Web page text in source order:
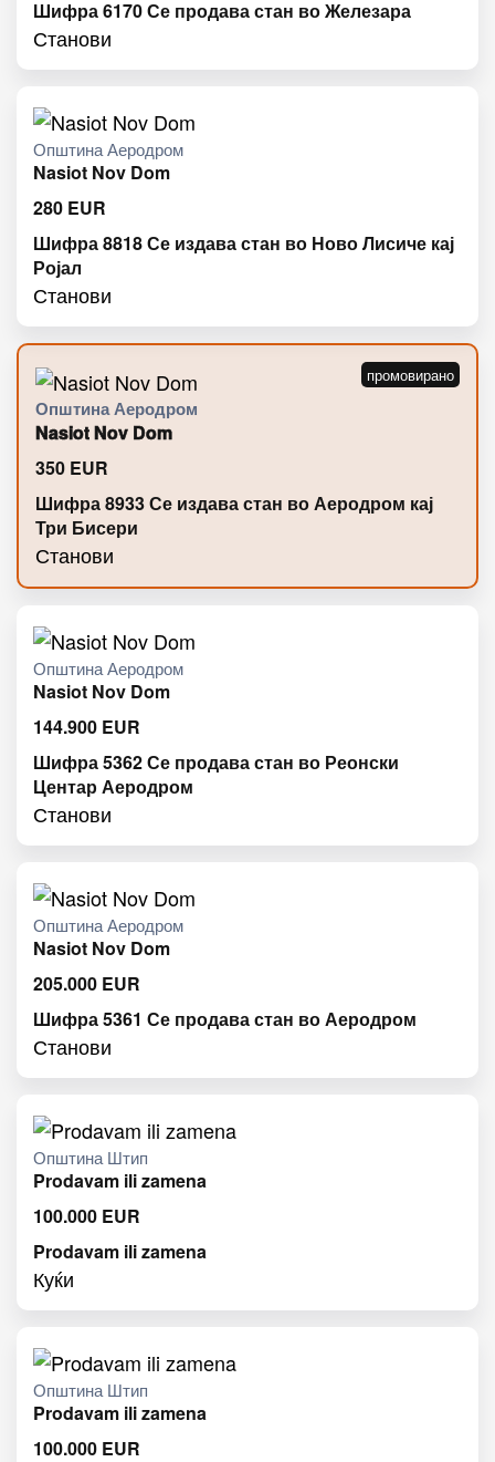
Шифра 6170 Се продава стан во Железара
Станови
Општина Аеродром
Nasiot Nov Dom
280 EUR
Шифра 8818 Се издава стан во Ново Лисиче кај
Ројал
Станови
Општина Аеродром
Nasiot Nov Dom
350 EUR
Шифра 8933 Се издава стан во Аеродром кај
Три Бисери
Станови
Општина Аеродром
Nasiot Nov Dom
144.900 EUR
Шифра 5362 Се продава стан во Реонски
Центар Аеродром
Станови
Општина Аеродром
Nasiot Nov Dom
205.000 EUR
Шифра 5361 Се продава стан во Аеродром
Станови
Општина Штип
Prodavam ili zamena
100.000 EUR
Prodavam ili zamena
Куќи
Општина Штип
Prodavam ili zamena
100.000 EUR